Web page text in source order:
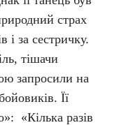
страх
і за сестричку.
тішачи
запросили на
Її
«Кілька разів